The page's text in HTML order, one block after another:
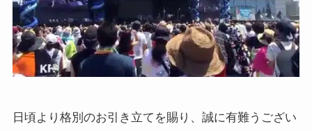
日頃より格別のお引き立てを賜り、誠に有難うござい